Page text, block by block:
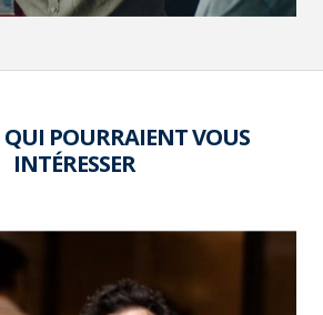
QUI POURRAIENT VOUS
INTÉRESSER